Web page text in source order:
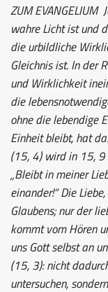
ZUM EVANGELIUM
wahre Licht ist und
die urbildliche
Gleichnis ist. In der
und Wirklichkeit
die
ohne die lebendige
Einheit bleibt, hat
(15, 4) wird in 15, 9
„Bleibt in meiner
einander!“ Die
Glaubens; nur der
kommt vom Hören
uns Gott selbst an
(15, 3): nicht
untersuchen,